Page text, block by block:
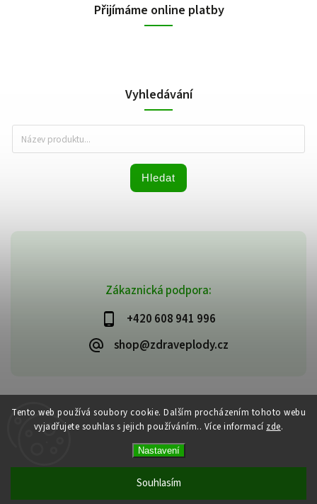
Tento web používá soubory cookie. Dalším procházením tohoto webu
vyjadřujete souhlas s jejich používáním.. Více informací zde.
Nastavení
Souhlasím
Zákaznická podpora:
+420 608 941 996
shop@zdraveplody.cz
Přijímáme online platby
Vyhledávání
Hledat
Copyright 2026Zdravé plody. Všechna práva vyhrazena.
Upravit nastavení cookies
VytvořilShoptet| Design